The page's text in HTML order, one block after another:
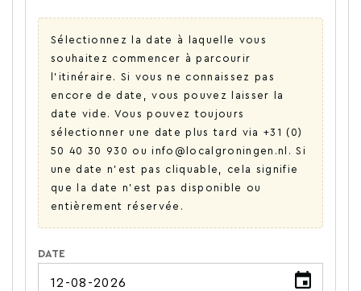
Sélectionnez la date à laquelle vous
souhaitez commencer à parcourir
l'itinéraire. Si vous ne connaissez pas
encore de date, vous pouvez laisser la
date vide. Vous pouvez toujours
sélectionner une date plus tard via +31 (0)
50 40 30 930 ou info@localgroningen.nl. Si
une date n'est pas cliquable, cela signifie
que la date n'est pas disponible ou
entièrement réservée.
DATE